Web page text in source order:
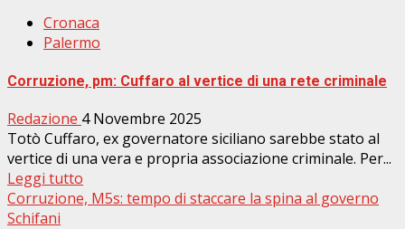
Cronaca
Palermo
Corruzione, pm: Cuffaro al vertice di una rete criminale
Redazione 4 Novembre 2025
Totò Cuffaro, ex governatore siciliano sarebbe stato al
vertice di una vera e propria associazione criminale. Per...
Leggi tutto
Corruzione, M5s: tempo di staccare la spina al governo
Schifani